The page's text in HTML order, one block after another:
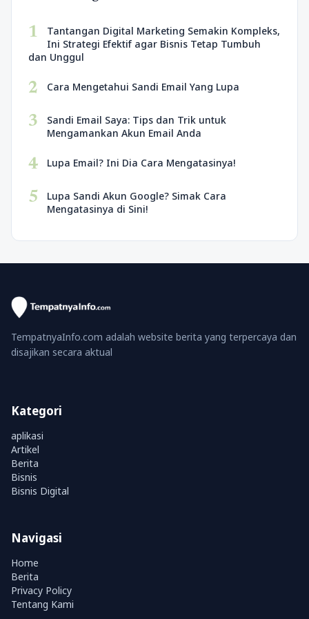
1
Tantangan Digital Marketing Semakin Kompleks,
Ini Strategi Efektif agar Bisnis Tetap Tumbuh
dan Unggul
2 Cara Mengetahui Sandi Email Yang Lupa
3
Sandi Email Saya: Tips dan Trik untuk
Mengamankan Akun Email Anda
4 Lupa Email? Ini Dia Cara Mengatasinya!
5
Lupa Sandi Akun Google? Simak Cara
Mengatasinya di Sini!
TempatnyaInfo.com adalah website berita yang terpercaya dan
disajikan secara aktual
Kategori
aplikasi
Artikel
Berita
Bisnis
Bisnis Digital
Navigasi
Home
Berita
Privacy Policy
Tentang Kami